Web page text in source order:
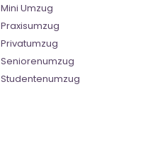
Mini Umzug
Praxisumzug
Privatumzug
Seniorenumzug
Studentenumzug